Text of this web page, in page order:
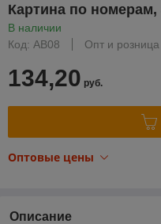
Картина по номерам,
В наличии
Код: AB08
Опт и розница
134,20 руб.
Оптовые цены
Описание